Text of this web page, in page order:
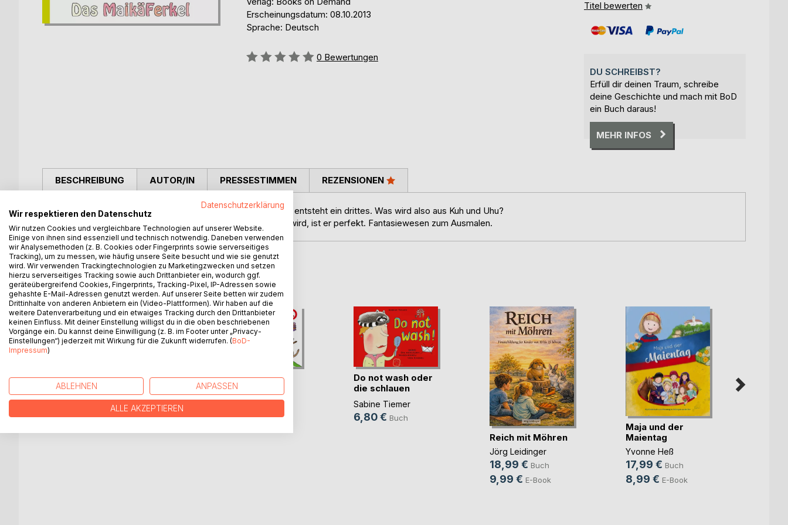
Erscheinungsdatum: 08.10.2013
Sprache: Deutsch
Bewertung::
0 Bewertungen
Titel bewerten
DU SCHREIBST?
Erfüll dir deinen Traum, schreibe
deine Geschichte und mach mit BoD
ein Buch daraus!
MEHR INFOS
BESCHREIBUNG
Malbuch mit bizarren Tieren. Wenn zwei Tiere sich lieben, entsteht ein drittes. Was wird also aus Kuh und Uhu?
Richtig, ein KUhu! Wenn er dann noch kunstvoll angemalt wird, ist er perfekt. Fantasiewesen zum Ausmalen.
AUTOR/IN PRESSESTIMMEN REZENSIONEN
WEITERE TITEL BEIBoD
Mal mal bunt! 2
Sabine Tiemer
3,30 € Buch
Mal mal bunt! 1
Sabine Tiemer
Do not wash oder
die schlauen
Wasc(...)
Sabine Tiemer
6,80 € Buch
Reich mit Möhren
Jörg Leidinger
18,99 € Buch
9,99 € E-Book
Maja und der
Maientag
Yvonne Heß
17,99 € Buch
8,99 € E-Book
Datenschutzerklärung
Wir respektieren den Datenschutz
Wir nutzen Cookies und vergleichbare Technologien auf unserer Website.
Einige von ihnen sind essenziell und technisch notwendig. Daneben verwenden
wir Analysemethoden (z. B. Cookies oder Fingerprints sowie serverseitiges
Tracking), um zu messen, wie häufig unsere Seite besucht und wie sie genutzt
wird. Wir verwenden Trackingtechnologien zu Marketingzwecken und setzen
hierzu serverseitiges Tracking sowie auch Drittanbieter ein, wodurch ggf.
geräteübergreifend Cookies, Fingerprints, Tracking-Pixel, IP-Adressen sowie
gehashte E-Mail-Adressen genutzt werden. Auf unserer Seite betten wir zudem
Drittinhalte von anderen Anbietern ein (Video-Plattformen). Wir haben auf die
weitere Datenverarbeitung und ein etwaiges Tracking durch den Drittanbieter
keinen Einfluss. Mit deiner Einstellung willigst du in die oben beschriebenen
Vorgänge ein. Du kannst deine Einwilligung (z. B. im Footer unter „Privacy-
Einstellungen“) jederzeit mit Wirkung für die Zukunft widerrufen. (BoD-
Impressum)
ABLEHNEN ANPASSEN
ALLE AKZEPTIEREN